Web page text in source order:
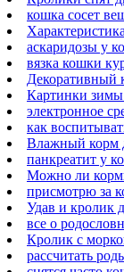
кошка сосет
аскаридозы у
вязка кошки
Декоративный
Картинки
электронное
как
Влажный корм
панкреатит у
Можно ли
присмотрю за
Удав и кролик
все о
Кролик с
рассчитать